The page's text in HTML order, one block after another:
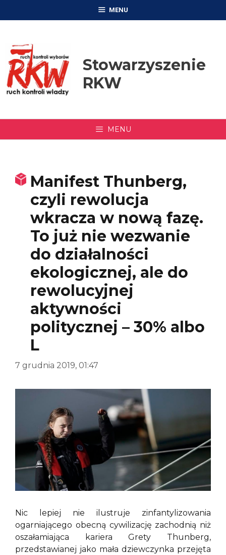
MENU
Stowarzyszenie
RKW
MENU
Manifest Thunberg,
czyli rewolucja
wkracza w nową fazę.
To już nie wezwanie
do działalności
ekologicznej, ale do
rewolucyjnej
aktywności
politycznej – 30% albo
L
7 grudnia 2019, 01:47
Nic lepiej nie ilustruje zinfantylizowania
ogarniającego obecną cywilizację zachodnią niż
oszałamiająca kariera Grety Thunberg,
przedstawianej jako mała dziewczynka przejęta